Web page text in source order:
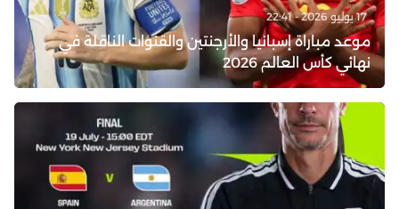
17 يوليو 2026 - 22:41
موعد مباراة إسبانيا والأرجنتين والقنوات الناقلة في
نهائي كأس العالم 2026